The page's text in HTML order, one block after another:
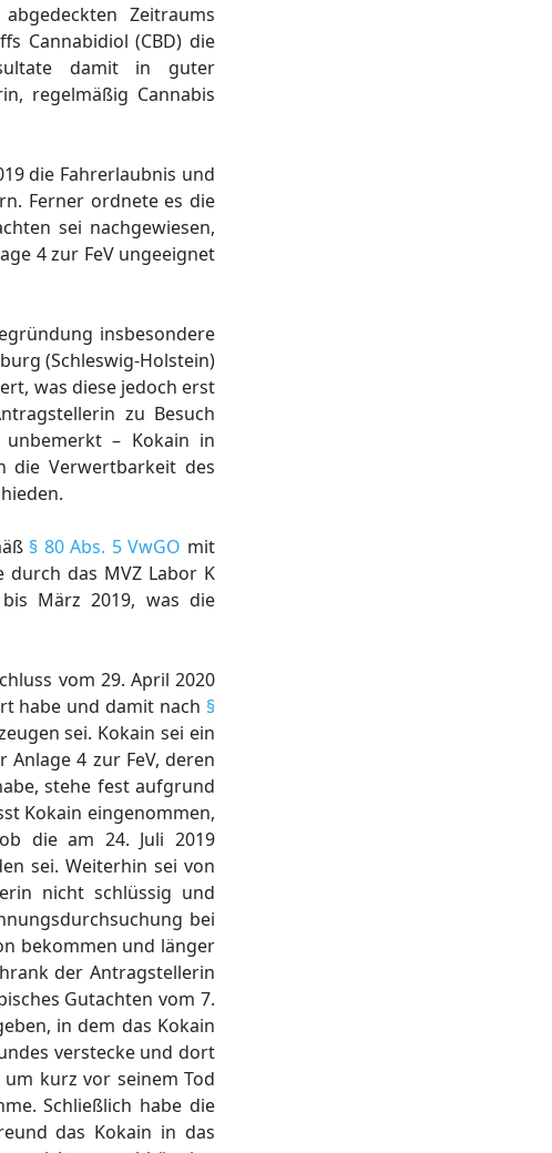
Zeitraums
Cannabidiol (CBD) die
damit in guter
regelmäßig Cannabis
die Fahrerlaubnis und
Ferner ordnete es die
sei nachgewiesen,
4 zur FeV ungeeignet
insbesondere
(Schleswig-Holstein)
was diese jedoch erst
zu Besuch
– Kokain in
die Verwertbarkeit des
§ 80 Abs. 5 VwGO mit
das MVZ Labor K
März 2019, was die
vom 29. April 2020
habe und damit nach §
sei. Kokain sei ein
Anlage 4 zur FeV, deren
stehe fest aufgrund
Kokain eingenommen,
die am 24. Juli 2019
sei. Weiterhin sei von
nicht schlüssig und
bei
bekommen und länger
der Antragstellerin
Gutachten vom 7.
in dem das Kokain
verstecke und dort
kurz vor seinem Tod
Schließlich habe die
das Kokain in das